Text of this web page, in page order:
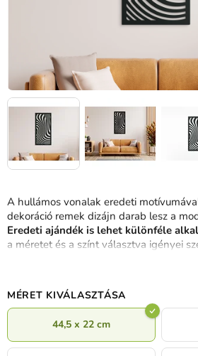
A hullámos vonalak eredeti
dekoráció remek dizájn darab lesz a
Eredeti ajándék is lehet különféle
a méretet és a színt választva igényei
MÉRET KIVÁLASZTÁSA
44,5 x 22 cm